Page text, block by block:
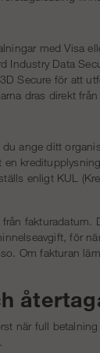
med Visa
Industry Data
Secure för att
dras direkt
ange ditt
en
enligt KUL
för
Om fakturan
när full